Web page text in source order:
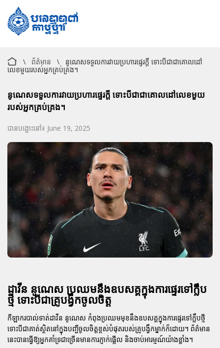
\ ព័ត៌មាន \
នូណេស​ទទួល​ការ​វាយ​ប្រហារ​ផ្ទេរ​ក្តី​ ទោះ​បី​ជា​ជា​គោលដៅ​
លេខ​មួយ​របស់​អ្នកគ្រប់គ្រង។
នូណេស​ទទួល​ការ​វាយ​ប្រហារ​ផ្ទេរ​ក្តី​ ទោះ​បី​ជា​ជា​គោលដៅ​លេខ​មួយ​
របស់​អ្នកគ្រប់គ្រង។
បានបង្ហោះនៅ៖ June 19, 2025
ដាវីន នូណេស ប្រឈមនឹងឧបសគ្គក្នុងការផ្ទេរទៅក្លឹប
ថ្មី ទោះបីជាគ្រូបង្វឹកចូលចិត្ត
កីឡាករបាល់ទាត់ដាវីន នូណេស កំពុងប្រឈមមុខនឹងឧបសគ្គក្នុងការផ្ទេរទៅក្លឹបថ្មី
ទោះបីជាគាត់ស្ថិតនៅក្នុងបញ្ជីចូលចិត្តខ្ពស់បំផុតរបស់គ្រូបង្វឹកម្នាក់ក៏ដោយ។ ព័ត៌មាន
នេះបានធ្វើឱ្យអ្នកគាំទ្រជាច្រើនមានការភ្ញាក់ផ្អើល និងចាប់អារម្មណ៍យ៉ាងខ្លាំង។